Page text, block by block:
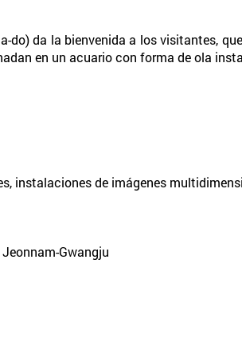
do) da la bienvenida a los visitantes,
en un acuario con forma de ola
instalaciones de imágenes
Gwangju